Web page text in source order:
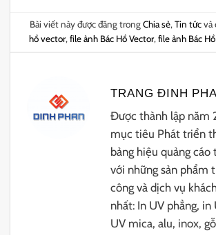
Bài viết này được đăng trongChia sẻ,Tin tứcvà
hồ vector,file ảnh Bác Hồ Vector,file ảnh Bác
TRANG ĐINH
Được thành lập năm
mục tiêu Phát triển
bảng hiệu quảng
với những sản phẩm
công và dịch vụ
nhất: In UV phẳng, in
UV mica, alu, inox,